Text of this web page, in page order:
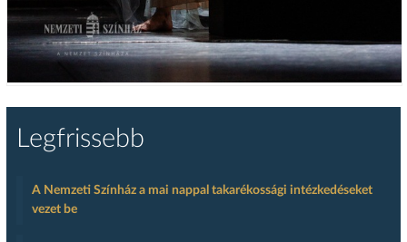
Legfrissebb
A Nemzeti Színház a mai nappal takarékossági intézkedéseket
vezet be